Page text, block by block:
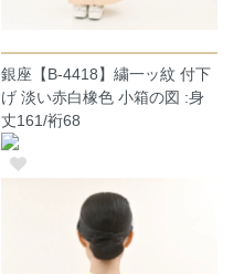
銀座【B-4418】繍一ッ紋 付下
げ 淡い赤白橡色 小箱の図 :身
丈161/裄68